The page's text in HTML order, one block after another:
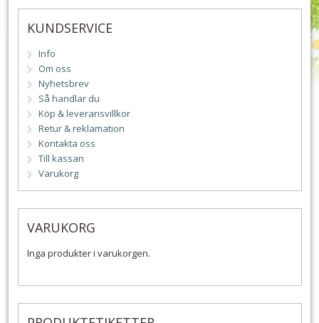
KUNDSERVICE
Info
Om oss
Nyhetsbrev
Så handlar du
Köp & leveransvillkor
Retur & reklamation
Kontakta oss
Till kassan
Varukorg
VARUKORG
Inga produkter i varukorgen.